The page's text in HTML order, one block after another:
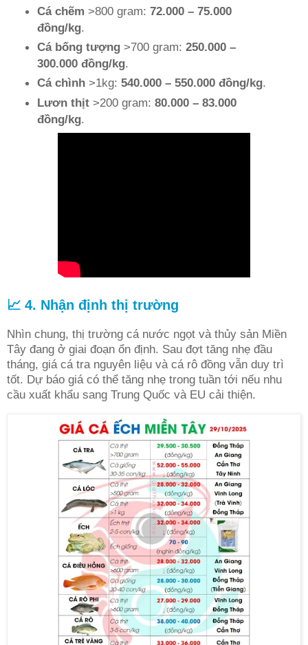
Cá chẽm >800 gram: 72.000 – 75.000
đồng/kg.
Cá bống tượng>700 gram: 250.000 –
300.000 đồng/kg.
Cá chình>1kg: 540.000 – 550.000 đồng/kg.
Lươn thịt>200 gram: 80.000 – 83.000
đồng/kg.
📈 4. Nhận định thị trường
Nhìn chung, thị trường cá nước ngọt và thủy sản Miền
Tây đang ở giai đoạn ổn định. Sau đợt tăng nhẹ đầu
tháng, giá cá tra nguyên liệu và cá rô đồng vẫn duy trì
tốt. Dự báo giá có thể tăng nhẹ trong tuần tới nếu nhu
cầu xuất khẩu sang Trung Quốc và EU cải thiện.